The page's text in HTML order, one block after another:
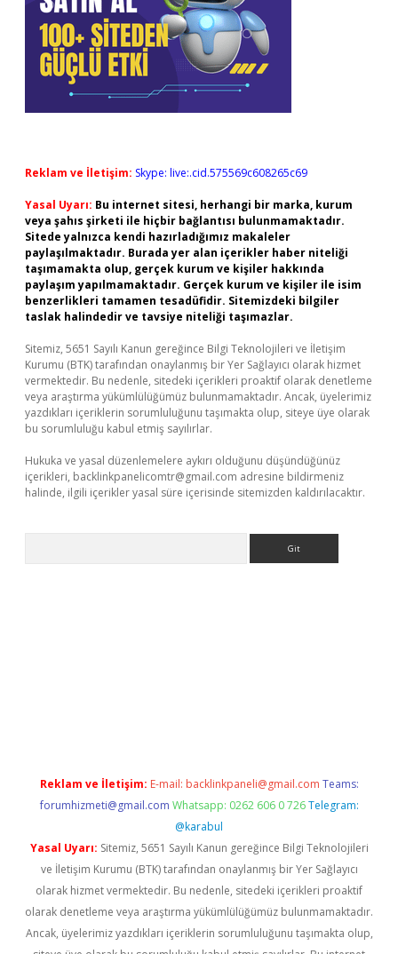
Reklam ve İletişim: Skype: live:.cid.575569c608265c69
Yasal Uyarı: Bu internet sitesi, herhangi bir marka, kurum
veya şahıs şirketi ile hiçbir bağlantısı bulunmamaktadır.
Sitede yalnızca kendi hazırladığımız makaleler
paylaşılmaktadır. Burada yer alan içerikler haber niteliği
taşımamakta olup, gerçek kurum ve kişiler hakkında
paylaşım yapılmamaktadır. Gerçek kurum ve kişiler ile isim
benzerlikleri tamamen tesadüfidir. Sitemizdeki bilgiler
taslak halindedir ve tavsiye niteliği taşımazlar.
Sitemiz, 5651 Sayılı Kanun gereğince Bilgi Teknolojileri ve İletişim
Kurumu (BTK) tarafından onaylanmış bir Yer Sağlayıcı olarak hizmet
vermektedir. Bu nedenle, sitedeki içerikleri proaktif olarak denetleme
veya araştırma yükümlülüğümüz bulunmamaktadır. Ancak, üyelerimiz
yazdıkları içeriklerin sorumluluğunu taşımakta olup, siteye üye olarak
bu sorumluluğu kabul etmiş sayılırlar.
Hukuka ve yasal düzenlemelere aykırı olduğunu düşündüğünüz
içerikleri, backlinkpanelicomtr@gmail.com adresine bildirmeniz
halinde, ilgili içerikler yasal süre içerisinde sitemizden kaldırılacaktır.
Reklam ve İletişim: E-mail: backlinkpaneli@gmail.com Teams:
forumhizmeti@gmail.com Whatsapp: 0262 606 0 726 Telegram:
@karabul
Yasal Uyarı: Sitemiz, 5651 Sayılı Kanun gereğince Bilgi Teknolojileri
ve İletişim Kurumu (BTK) tarafından onaylanmış bir Yer Sağlayıcı
olarak hizmet vermektedir. Bu nedenle, sitedeki içerikleri proaktif
olarak denetleme veya araştırma yükümlülüğümüz bulunmamaktadır.
Ancak, üyelerimiz yazdıkları içeriklerin sorumluluğunu taşımakta olup,